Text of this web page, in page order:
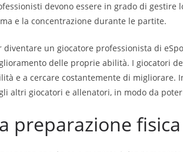
devono essere in grado di gestire
e la concentrazione durante le partite.
diventare un giocatore professionista di
delle proprie abilità. I giocatori
e a cercare costantemente di migliorare.
altri giocatori e allenatori, in modo da
preparazione